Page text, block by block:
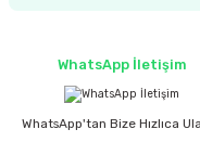
WhatsApp İletişim
WhatsApp'tan Bize Hızlıca